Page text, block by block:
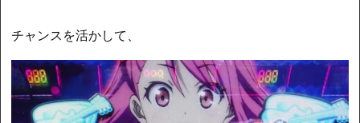
チャンスを活かして、